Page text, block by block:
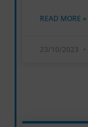
READ MORE »
23/10/2023